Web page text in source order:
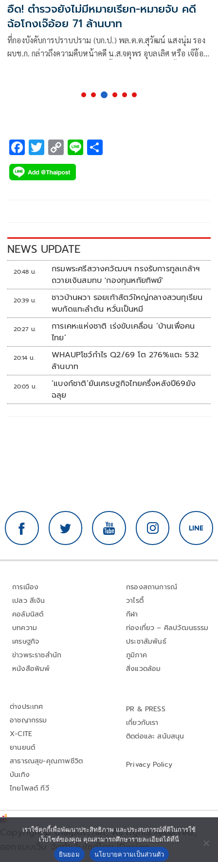
อืด! ตำรวจยังไม่มีหมายเรียก-หมายจับ คดี
ฉ้อโกงเจ๊อ้อย 71 ล้านบาท
ที่กองบังคับการปราบปราม (บก.ป.) พล.ต.ต.สุวัฒน์ แสงนุ่ม รอง
ผบช.ก. กล่าวถึงความคืบหน้าคดี น.ส.จตุพร อุบลเลิศ หรือ เจ๊อ้อย
F
ac
e
k
T
wi
tt
C
o
p
k
Li
NEWS UPDATE
20:48 น.
กรมพระศรีสวางควัฒนฯ ทรงรับการทูลเกล้าฯ
ถวายเงินสมทบ 'กองทุนหทัยทิพย์'
20:39 น.
ชาวบ้านผวา รอยเท้าสัตว์ใหญ่กลางสวนทุเรียน
พบกัดแทะลำต้น หวั่นเป็นหมี
20:27 น.
การเคหะแห่งชาติ เร่งขับเคลื่อน ‘บ้านเพื่อคน
ไทย’
20:14 น.
WHAUPโชว์กำไร Q2/69 โต 276%แตะ 532
ล้านบาท
20:05 น.
‘แบงก์ชาติ’ยันเศรษฐกิจไทยครึ่งหลังปี69ยัง
ฉลุย
การเมือง
เปลว สีเงิน
คอลัมนิสต์
บทความ
เศรษฐกิจ
ข่าวพระราชสำนัก
หนังสือพิมพ์
กรองสถานการณ์
วาไรตี้
กีฬา
ท่องเที่ยว – ศิลปวัฒนธรรม
ประชาสัมพันธ์
ภูมิภาค
สิ่งแวดล้อม
ต่างประเทศ
อาชญากรรม
X-CITE
ยานยนต์
สาธารณสุข-คุณภาพชีวิต
บันเทิง
ไทยโพสต์ ทีวี
PR & PRESS
เกี่ยวกับเรา
ติดต่อและ สนับสนุน
Privacy Policy
Copyright© thaipost.net, All rights reserved.,
ออกแบบเว็บ จัดทำเว็บไซต์โดย iDesign
เราใช้คุกกี้เพื่อพัฒนาประสิทธิภาพ และประสบการณ์ที่ดีในการใช้
เว็บไซต์ของคุณ คุณสามารถศึกษารายละเอียดได้ที่นี่
ยินยอม
นโยบายความเป็นส่วนตัว